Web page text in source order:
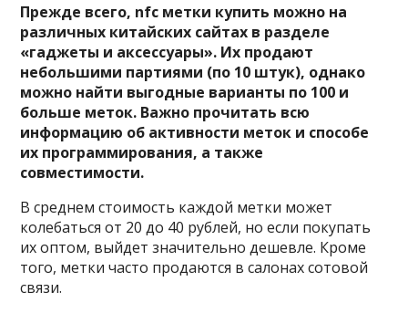
Прежде всего, nfc метки купить можно на
различных китайских сайтах в разделе
«гаджеты и аксессуары». Их продают
небольшими партиями (по 10 штук), однако
можно найти выгодные варианты по 100 и
больше меток. Важно прочитать всю
информацию об активности меток и способе
их программирования, а также
совместимости.
В среднем стоимость каждой метки может
колебаться от 20 до 40 рублей, но если покупать
их оптом, выйдет значительно дешевле. Кроме
того, метки часто продаются в салонах сотовой
связи.